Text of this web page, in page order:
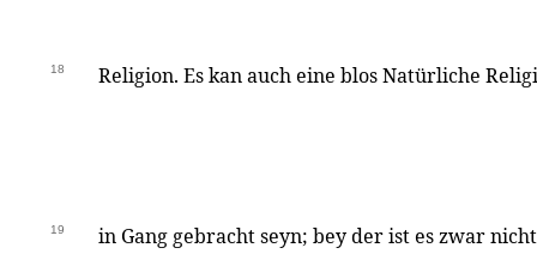
18 Religion. Es kan auch eine blos Natürliche
19 in Gang gebracht seyn; bey der ist es zwar